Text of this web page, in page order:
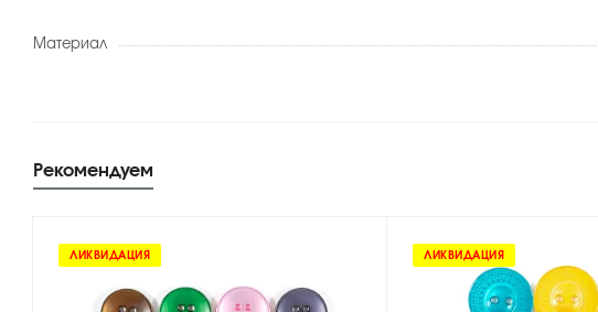
Материал
Рекомендуем
ЛИКВИДАЦИЯ ЛИКВИДАЦИЯ